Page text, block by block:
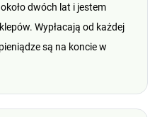
dwóch lat i jestem
Wypłacają od każdej
są na koncie w